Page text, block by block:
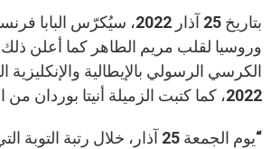
بتاريخ 25 آذار 2022، سيُكرّس
وروسيا لقلب مريم الطاهر كما أعلن
2022، كما كتبت الزميلة أنيتا بوردان من القسم الفرنسي.
“يوم الجمعة 25 آذار، خلال رتبة